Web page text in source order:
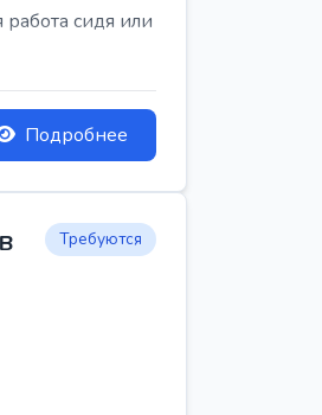
сидя или
Подробнее
Требуются